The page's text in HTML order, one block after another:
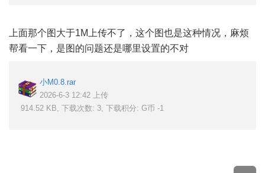
上面那个图大于1M上传不了，这个图也是这种情况，麻烦
帮看一下，是图的问题还是哪里设置的不对
小M0.8.rar
2026-6-3 12:42 上传
914.52 KB, 下载次数: 3, 下载积分: G币 -1